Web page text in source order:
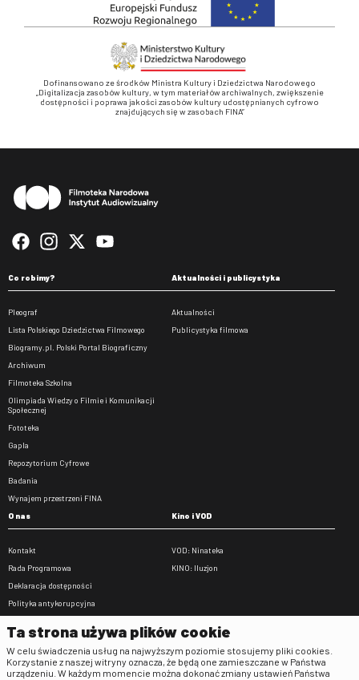
Dofinansowano ze środków Ministra Kultury i Dziedzictwa Narodowego
„Digitalizacja zasobów kultury, w tym materiałów archiwalnych, zwiększenie
dostępności i poprawa jakości zasobów kultury udostępnianych cyfrowo
znajdujących się w zasobach FINA”
Co robimy?
Pleograf
Lista Polskiego Dziedzictwa Filmowego
Biogramy.pl. Polski Portal Biograficzny
Archiwum
Filmoteka Szkolna
Olimpiada Wiedzy o Filmie i Komunikacji
Społecznej
Fototeka
Gapla
Repozytorium Cyfrowe
Badania
Wynajem przestrzeni FINA
Aktualności i publicystyka
Aktualności
Publicystyka filmowa
O nas
Kontakt
Rada Programowa
Deklaracja dostępności
Polityka antykorupcyjna
Zamówienia publiczne
Praca w FINA
Kino i VOD
VOD: Ninateka
KINO: Iluzjon
Regulaminy
Ta strona używa plików cookie
W celu świadczenia usług na najwyższym poziomie stosujemy pliki cookies.
Korzystanie z naszej witryny oznacza, że będą one zamieszczane w Państwa
urządzeniu. W każdym momencie można dokonać zmiany ustawień Państwa